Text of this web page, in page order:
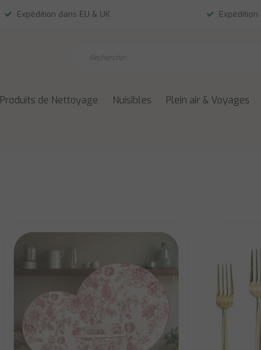
Expédition dans EU & UK Expédition
Produits de Nettoyage Nuisibles Plein air & Voyages